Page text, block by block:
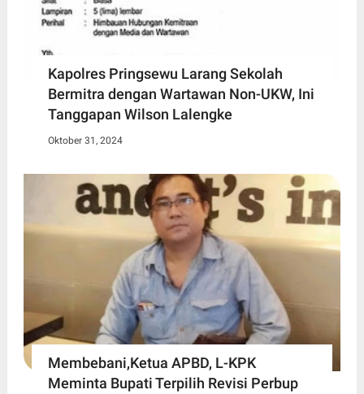
Kapolres Pringsewu Larang Sekolah
Bermitra dengan Wartawan Non-UKW, Ini
Tanggapan Wilson Lalengke
Oktober 31, 2024
Membebani,Ketua APBD, L-KPK
Meminta Bupati Terpilih Revisi Perbup